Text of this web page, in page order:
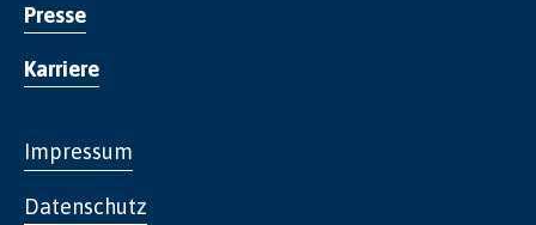
Presse
Karriere
Impressum
Datenschutz